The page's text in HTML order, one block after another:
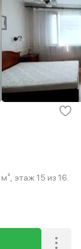
этаж 15 из 16.